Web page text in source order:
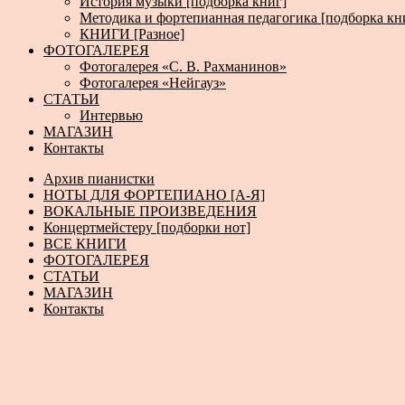
Методика и фортепианная педагогика [подборка
КНИГИ [Разное]
ФОТОГАЛЕРЕЯ
Фотогалерея «С. В. Рахманинов»
Фотогалерея «Нейгауз»
СТАТЬИ
Интервью
МАГАЗИН
Контакты
Архив пианистки
НОТЫ ДЛЯ ФОРТЕПИАНО [А-Я]
ВОКАЛЬНЫЕ ПРОИЗВЕДЕНИЯ
Концертмейстеру [подборки нот]
ВСЕ КНИГИ
ФОТОГАЛЕРЕЯ
СТАТЬИ
МАГАЗИН
Контакты